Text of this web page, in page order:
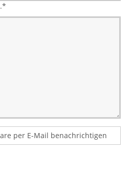
*
per E-Mail benachrichtigen